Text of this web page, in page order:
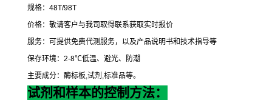
规格： 48T/98T
价格：敬请客户与我司取得联系获取实时报价
服务：可提供免费代测服务，以及产品说明书和技术指导等
保存环境： 2-8℃低温、避光、防潮
主要成分：酶标板,试剂 ,标准品等。
试剂和样本的控制方法：